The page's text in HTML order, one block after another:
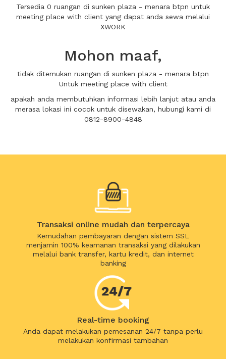
Tersedia 0 ruangan di sunken plaza - menara btpn untuk
meeting place with client yang dapat anda sewa melalui
XWORK
Mohon maaf,
tidak ditemukan ruangan di sunken plaza - menara btpn
Untuk meeting place with client
apakah anda membutuhkan informasi lebih lanjut atau anda
merasa lokasi ini cocok untuk disewakan, hubungi kami di
0812-8900-4848
Transaksi online mudah dan terpercaya
Kemudahan pembayaran dengan sistem SSL
menjamin 100% keamanan transaksi yang dilakukan
melalui bank transfer, kartu kredit, dan internet
banking
Real-time booking
Anda dapat melakukan pemesanan 24/7 tanpa perlu
melakukan konfirmasi tambahan